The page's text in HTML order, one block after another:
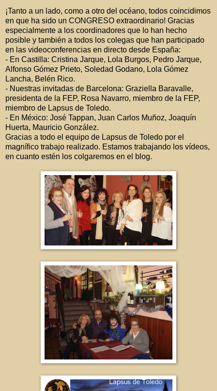
¡Tanto a un lado, como a otro del océano, todos coincidimos
en que ha sido un CONGRESO extraordinario! Gracias
especialmente a los coordinadores que lo han hecho
posible y también a todos los colegas que han participado
en las videoconferencias en directo desde España:
- En Castilla: Cristina Jarque, Lola Burgos, Pedro Jarque,
Alfonso Gómez Prieto, Soledad Godano, Lola Gómez
Lancha, Belén Rico.
- Nuestras invitadas de Barcelona: Graziella Baravalle,
presidenta de la FEP, Rosa Navarro, miembro de la FEP,
miembro de Lapsus de Toledo.
- En México: José Tappan, Juan Carlos Muñoz, Joaquín
Huerta, Mauricio González.
Gracias a todo el equipo de Lapsus de Toledo por el
magnífico trabajo realizado. Estamos trabajando los vídeos,
en cuanto estén los colgaremos en el blog.